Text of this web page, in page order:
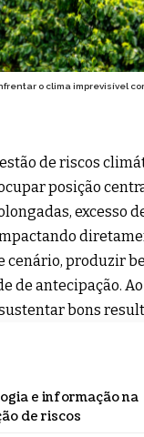
o clima imprevisível
de riscos
posição
excesso
cenário, produzir
de antecipação.
bons
e informação na
de riscos